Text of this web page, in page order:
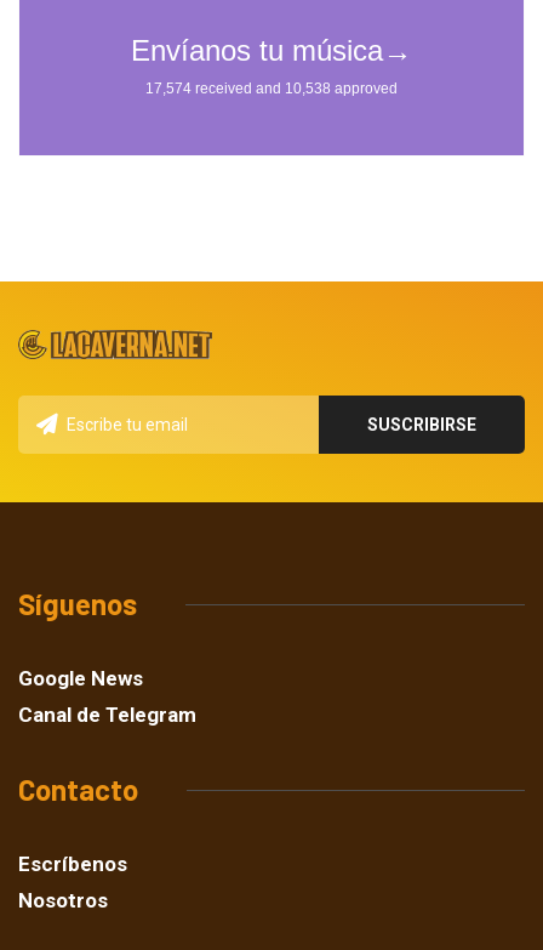
Síguenos
Google News
Canal de Telegram
Contacto
Escríbenos
Nosotros